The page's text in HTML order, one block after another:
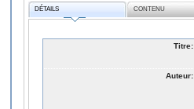
DÉTAILS CONTENU
Titre:
Auteur: